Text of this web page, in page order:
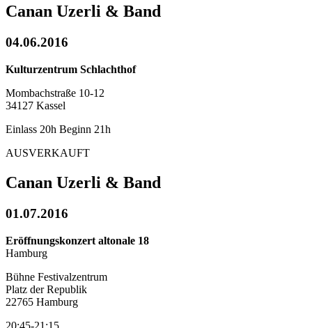
Canan Uzerli & Band
04.06.2016
Kulturzentrum Schlachthof
Mombachstraße 10-12
34127 Kassel
Einlass 20h Beginn 21h
AUSVERKAUFT
Canan Uzerli & Band
01.07.2016
Eröffnungskonzert altonale 18
Hamburg
Bühne Festivalzentrum
Platz der Republik
22765 Hamburg
20:45-21:15